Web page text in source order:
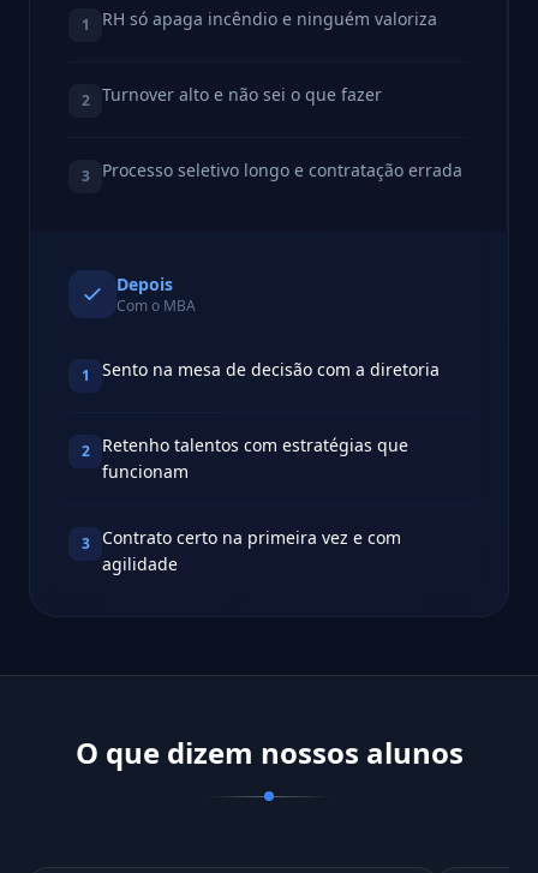
1 RH só apaga incêndio e ninguém valoriza
2 Turnover alto e não sei o que fazer
3 Processo seletivo longo e contratação errada
Depois
Com o MBA
1 Sento na mesa de decisão com a diretoria
2
Retenho talentos com estratégias que
funcionam
3
Contrato certo na primeira vez e com
agilidade
O que dizem nossos alunos